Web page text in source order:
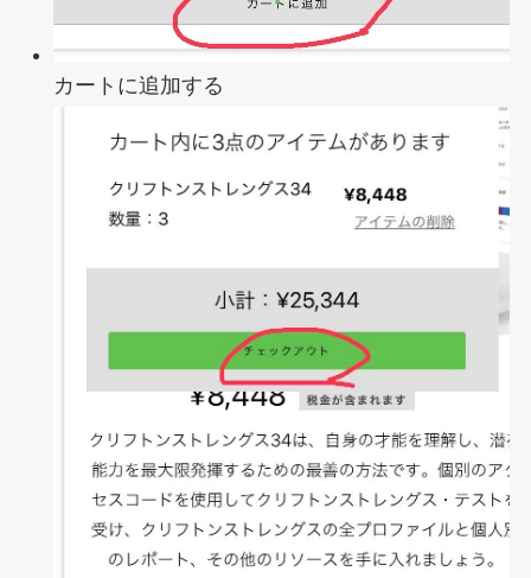
カートに追加する